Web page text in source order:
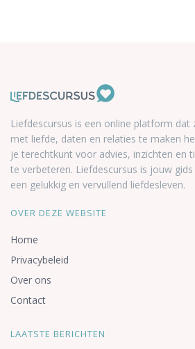
Liefdescursus is een online platform dat
met liefde, daten en relaties te maken
je terechtkunt voor advies, inzichten en
te verbeteren. Liefdescursus is jouw
een gelukkig en vervullend liefdesleven.
OVER DEZE WEBSITE
Home
Privacybeleid
Over ons
Contact
LAATSTE BERICHTEN